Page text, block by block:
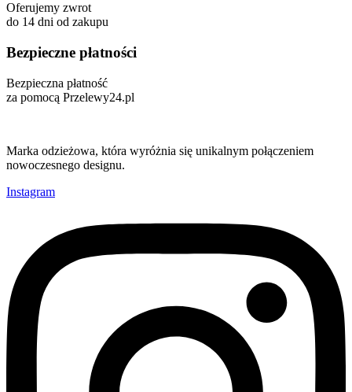
Oferujemy zwrot
do 14 dni od zakupu
Bezpieczne płatności
Bezpieczna płatność
za pomocą Przelewy24.pl
Marka odzieżowa, która wyróżnia się unikalnym połączeniem
nowoczesnego designu.
Instagram